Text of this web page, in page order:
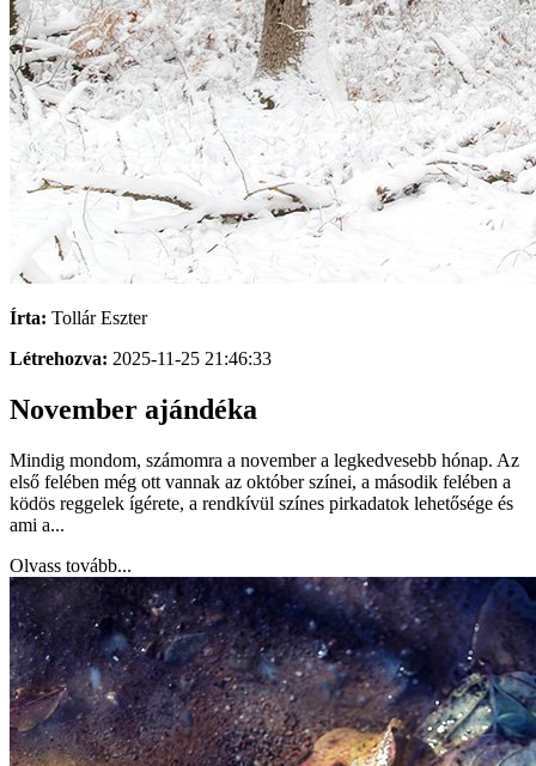
Írta: Tollár Eszter
Létrehozva: 2025-11-25 21:46:33
November ajándéka
Mindig mondom, számomra a november a legkedvesebb hónap. Az
első felében még ott vannak az október színei, a második felében a
ködös reggelek ígérete, a rendkívül színes pirkadatok lehetősége és
ami a...
Olvass tovább...